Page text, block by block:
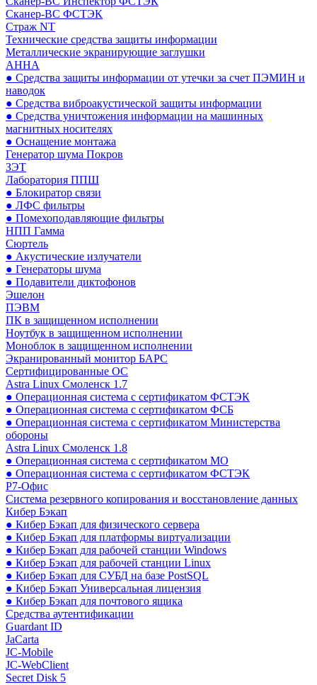
Сканер-ВС ФСТЭК
Страж NT
Технические средства защиты информации
Металлические экранирующие заглушки
АННА
● Средства защиты информации от утечки за счет ПЭМИН и
наводок
● Средства виброакустической защиты информации
● Средства уничтожения информации на машинных
магнитных носителях
● Оснащение монтажа
Генератор шума Покров
ЗЭТ
Лаборатория ППШ
● Блокиратор связи
● ЛФС фильтры
● Помехоподавляющие фильтры
НПП Гамма
Сюртель
● Акустические излучатели
● Генераторы шума
● Подавители диктофонов
Эшелон
ПЭВМ
ПК в защищенном исполнении
Ноутбук в защищенном исполнении
Моноблок в защищенном исполнении
Экранированный монитор БАРС
Сертифицированные ОС
Astra Linux Смоленск 1.7
● Операционная система с сертификатом ФСТЭК
● Операционная система с сертификатом ФСБ
● Операционная система с сертификатом Министерства
обороны
Astra Linux Смоленск 1.8
● Операционная система с сертификатом МО
● Операционная система с сертификатом ФСТЭК
Р7-Офис
Система резервного копирования и восстановление данных
Кибер Бэкап
● Кибер Бэкап для физического сервера
● Кибер Бэкап для платформы виртуализации
● Кибер Бэкап для рабочей станции Windows
● Кибер Бэкап для рабочей станции Linux
● Кибер Бэкап для СУБД на базе PostSQL
● Кибер Бэкап Универсальная лицензия
● Кибер Бэкап для почтового ящика
Средства аутентификации
Guardant ID
JaCarta
JC-Mobile
JC-WebClient
Secret Disk 5